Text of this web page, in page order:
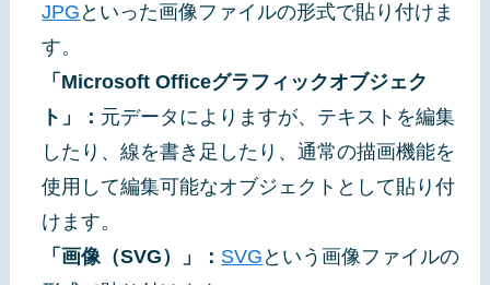
JPG といった画像ファイルの形式で貼り付けま
す。
「Microsoft Officeグラフィックオブジェク
ト」： 元データによりますが、テキストを編集
したり、線を書き足したり、通常の描画機能を
使用して編集可能なオブジェクトとして貼り付
けます。
「画像（SVG）」： SVG という画像ファイルの